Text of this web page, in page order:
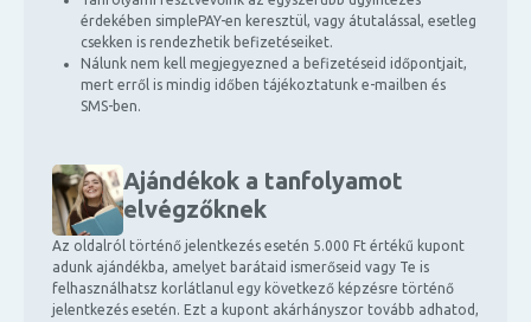
érdekében simplePAY-en keresztül, vagy átutalással, esetleg
csekken is rendezhetik befizetéseiket.
Nálunk nem kell megjegyezned a befizetéseid időpontjait,
mert erről is mindig időben tájékoztatunk e-mailben és
SMS-ben.
Ajándékok a tanfolyamot
elvégzőknek
Az oldalról történő jelentkezés esetén 5.000 Ft értékű kupont
adunk ajándékba, amelyet barátaid ismerőseid vagy Te is
felhasználhatsz korlátlanul egy következő képzésre történő
jelentkezés esetén. Ezt a kupont akárhányszor tovább adhatod,